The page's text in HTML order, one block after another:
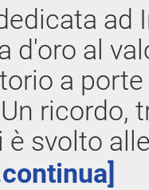
ad
d'oro al
a
ricordo,
è svolto